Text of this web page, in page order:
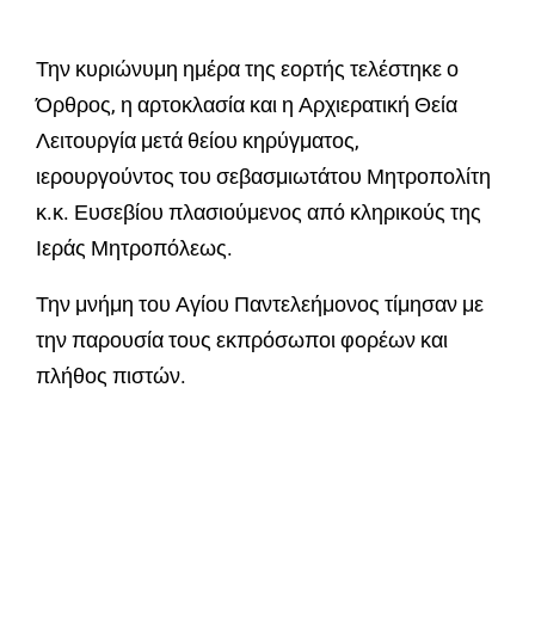
Την κυριώνυμη ημέρα της εορτής τελέστηκε ο
Όρθρος, η αρτοκλασία και η Αρχιερατική Θεία
Λειτουργία μετά θείου κηρύγματος,
ιερουργούντος του σεβασμιωτάτου Μητροπολίτη
κ.κ. Ευσεβίου πλασιούμενος από κληρικούς της
Ιεράς Μητροπόλεως.
Την μνήμη του Αγίου Παντελεήμονος τίμησαν με
την παρουσία τους εκπρόσωποι φορέων και
πλήθος πιστών.